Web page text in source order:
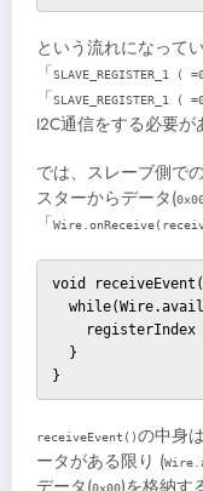
という流れになって
「SLAVE_REGISTER_1 (
「SLAVE_REGISTER_1 (
I2C通信をする必要が
では、スレーブ側で
スターからデータ(
「
void
}
receiveEvent()の中身
ータがある限り (